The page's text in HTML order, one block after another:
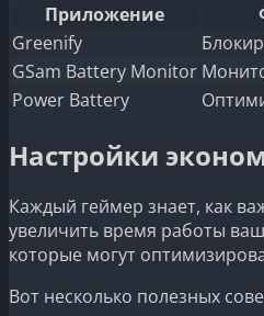
Приложение
Greenify
GSam Battery Monitor
Power Battery
Настройки
Каждый геймер знает, как
увеличить время работы
которые могут
Вот несколько полезных